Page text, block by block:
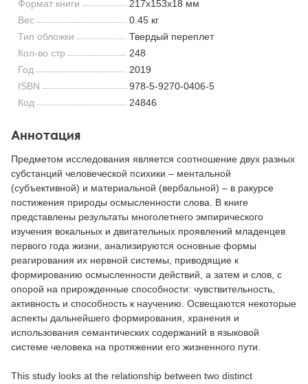
Формат книги
217x153x18 мм
Вес
0.45 кг
Тип обложки
Твердый переплет
Кол-во стр
248
Год
2019
ISBN
978-5-9270-0406-5
Код
24846
Аннотация
Предметом исследования является соотношение двух разных
субстанций человеческой психики – ментальной
(субъективной) и материальной (вербальной) – в ракурсе
постижения природы осмысленности слова. В книге
представлены результаты многолетнего эмпирического
изучения вокальных и двигательных проявлений младенцев
первого года жизни, анализируются основные формы
реагирования их нервной системы, приводящие к
формированию осмысленности действий, а затем и слов, с
опорой на прирожденные способности: чувствительность,
активность и способность к научению. Освещаются некоторые
аспекты дальнейшего формирования, хранения и
использования семантических содержаний в языковой
системе человека на протяжении его жизненного пути.
This study looks at the relationship between two distinct